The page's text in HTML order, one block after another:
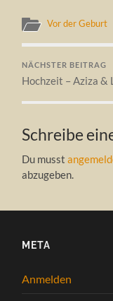
Vor der Geburt
NÄCHSTER BEITRAG
Hochzeit – Aziza &
Schreibe
Du musst
abzugeben.
META
Anmelden